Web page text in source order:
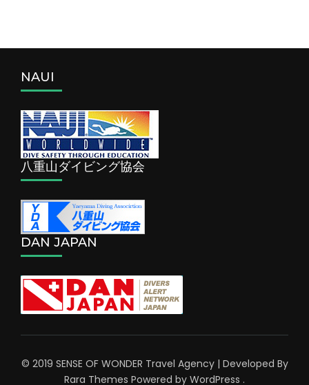
NAUI
八重山ダイビング協会
DAN JAPAN
© 2019 SENSE OF WONDER Travel Agency | Developed By
Rara Themes Powered by WordPress .